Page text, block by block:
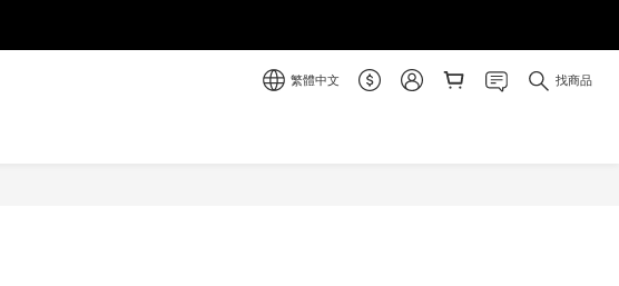
繁體中文 找商品